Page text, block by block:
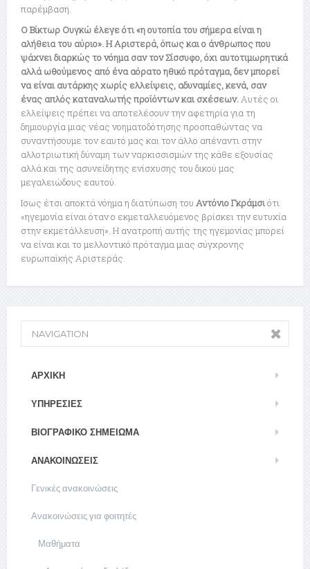
παρέμβαση.
Ο Βίκτωρ Ουγκώ έλεγε ότι «η ουτοπία του σήμερα είναι η
αλήθεια του αύριο». Η Αριστερά, όπως και ο άνθρωπος που
ψάχνει διαρκώς το νόημα σαν τον Σίσσυφο, όχι αυτοτιμωρητικά
αλλά ωθούμενος από ένα αόρατο ηθικό πρόταγμα, δεν μπορεί
να είναι αυτάρκης χωρίς ελλείψεις, αδυναμίες, κενά, σαν
ένας απλός καταναλωτής προϊόντων και σχέσεων.Αυτές οι
ελλείψεις πρέπει να αποτελέσουν την αφετηρία για τη
δημιουργία μιας νέας νοηματοδότησης προσπαθώντας να
συναντήσουμε τον εαυτό μας και τον άλλο απέναντι στην
αλλοτριωτική δύναμη των ναρκισσισμών της κάθε εξουσίας
αλλά και της ασυνείδητης ενίσχυσης του δικού μας
μεγαλειώδους εαυτού.
Ισως έτσι αποκτά νόημα η διατύπωση του Αντόνιο Γκράμσιότι
«ηγεμονία είναι όταν ο εκμεταλλευόμενος βρίσκει την ευτυχία
στην εκμετάλλευση». Η ανατροπή αυτής της ηγεμονίας μπορεί
να είναι και το μελλοντικό πρόταγμα μιας σύγχρονης
ευρωπαϊκής Αριστεράς.
NAVIGATION
ΑΡΧΙΚΉ
ΥΠΗΡΕΣΊΕΣ
ΒΙΟΓΡΑΦΙΚΌ ΣΗΜΕΊΩΜΑ
ΑΝΑΚΟΙΝΏΣΕΙΣ
Γενικές ανακοινώσεις
Ανακοινώσεις για φοιτητές
Μαθήματα